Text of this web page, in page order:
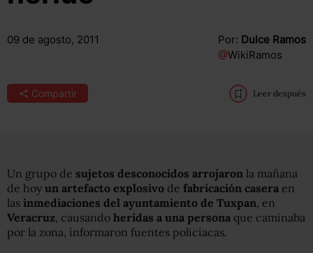
09 de agosto, 2011 Por: Dulce Ramos
@WikiRamos
Compartir Leer después
Un grupo de sujetos desconocidos arrojaron la mañana
de hoy un artefacto explosivo de fabricación casera en
las inmediaciones del ayuntamiento de Tuxpan, en
Veracruz, causando heridas a una persona que caminaba
por la zona, informaron fuentes policiacas.